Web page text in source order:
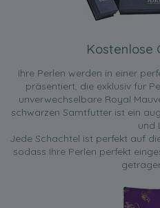
Kostenlose
Ihre Perlen werden in einer
präsentiert, die exklusiv für
unverwechselbare Royal
schwarzen Samtfutter ist ein
und
Jede Schachtel ist perfekt auf
sodass Ihre Perlen perfekt